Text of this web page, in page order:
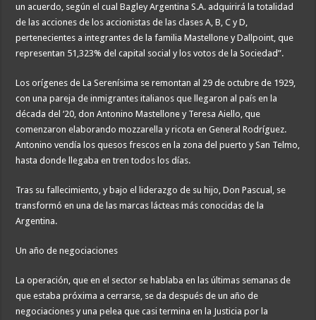
un acuerdo, según el cual Bagley Argentina S.A. adquirirá la totalidad
de las acciones de los accionistas de las clases A, B, C y D,
pertenecientes a integrantes de la familia Mastellone y Dallpoint, que
representan 51,323% del capital social y los votos de la Sociedad”.
Los orígenes de La Serenísima se remontan al 29 de octubre de 1929,
con una pareja de inmigrantes italianos que llegaron al país en la
década del ‘20, don Antonino Mastellone y Teresa Aiello, que
comenzaron elaborando mozzarella y ricota en General Rodríguez.
Antonino vendía los quesos frescos en la zona del puerto y San Telmo,
hasta donde llegaba en tren todos los días.
Tras su fallecimiento, y bajo el liderazgo de su hijo, Don Pascual, se
transformó en una de las marcas lácteas más conocidas de la
Argentina.
Un año de negociaciones
La operación, que en el sector se hablaba en las últimas semanas de
que estaba próxima a cerrarse, se da después de un año de
negociaciones y una pelea que casi termina en la Justicia por la